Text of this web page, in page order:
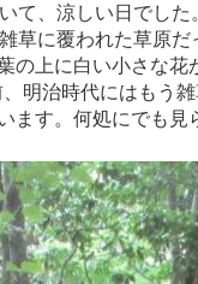
、涼しい日でし
草に覆われた草原
の上に白い小さな
明治時代にはもう
す。何処にでも見